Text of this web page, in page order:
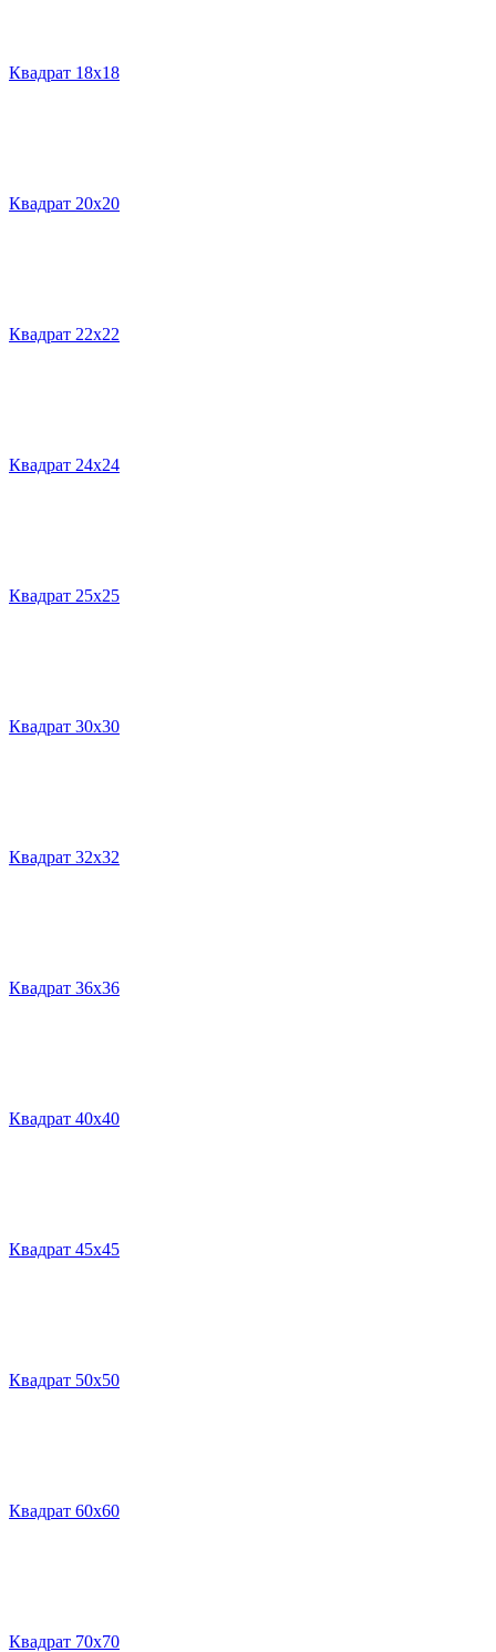
Квадрат 18х18
Квадрат 20х20
Квадрат 22х22
Квадрат 24х24
Квадрат 25х25
Квадрат 30х30
Квадрат 32х32
Квадрат 36х36
Квадрат 40х40
Квадрат 45х45
Квадрат 50х50
Квадрат 60х60
Квадрат 70х70